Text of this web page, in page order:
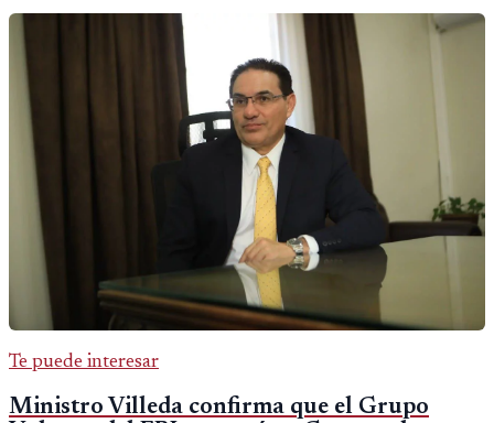
Te puede interesar
Ministro Villeda confirma que el Grupo